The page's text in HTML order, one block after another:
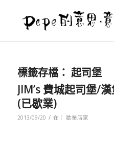
標籤存檔： 起司堡
JIM’s 費城起司堡/
(已歇業)
2013/09/20 / 在： 歇業店家